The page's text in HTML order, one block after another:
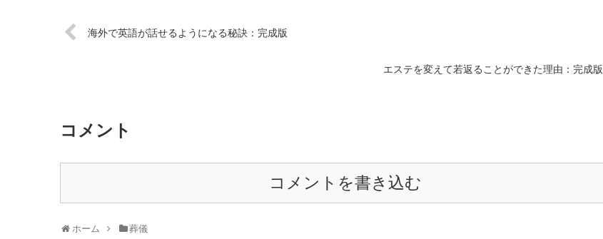
海外で英語が話せるようになる秘訣：完成版
エステを変えて若返ることができた理由：完成版
コメント
コメントを書き込む
ホーム 葬儀